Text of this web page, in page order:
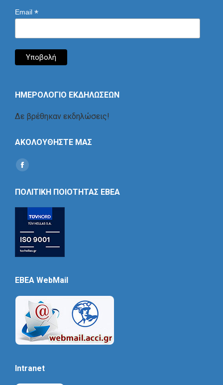
Email *
ΗΜΕΡΟΛΟΓΙΟ ΕΚΔΗΛΩΣΕΩΝ
Δε βρέθηκαν εκδηλώσεις!
ΑΚΟΛΟΥΘΗΣΤΕ ΜΑΣ
Find us on:
Social
ΠΟΛΙΤΙΚΗ ΠΟΙΟΤΗΤΑΣ ΕΒΕΑ
EBEA WebMail
Intranet